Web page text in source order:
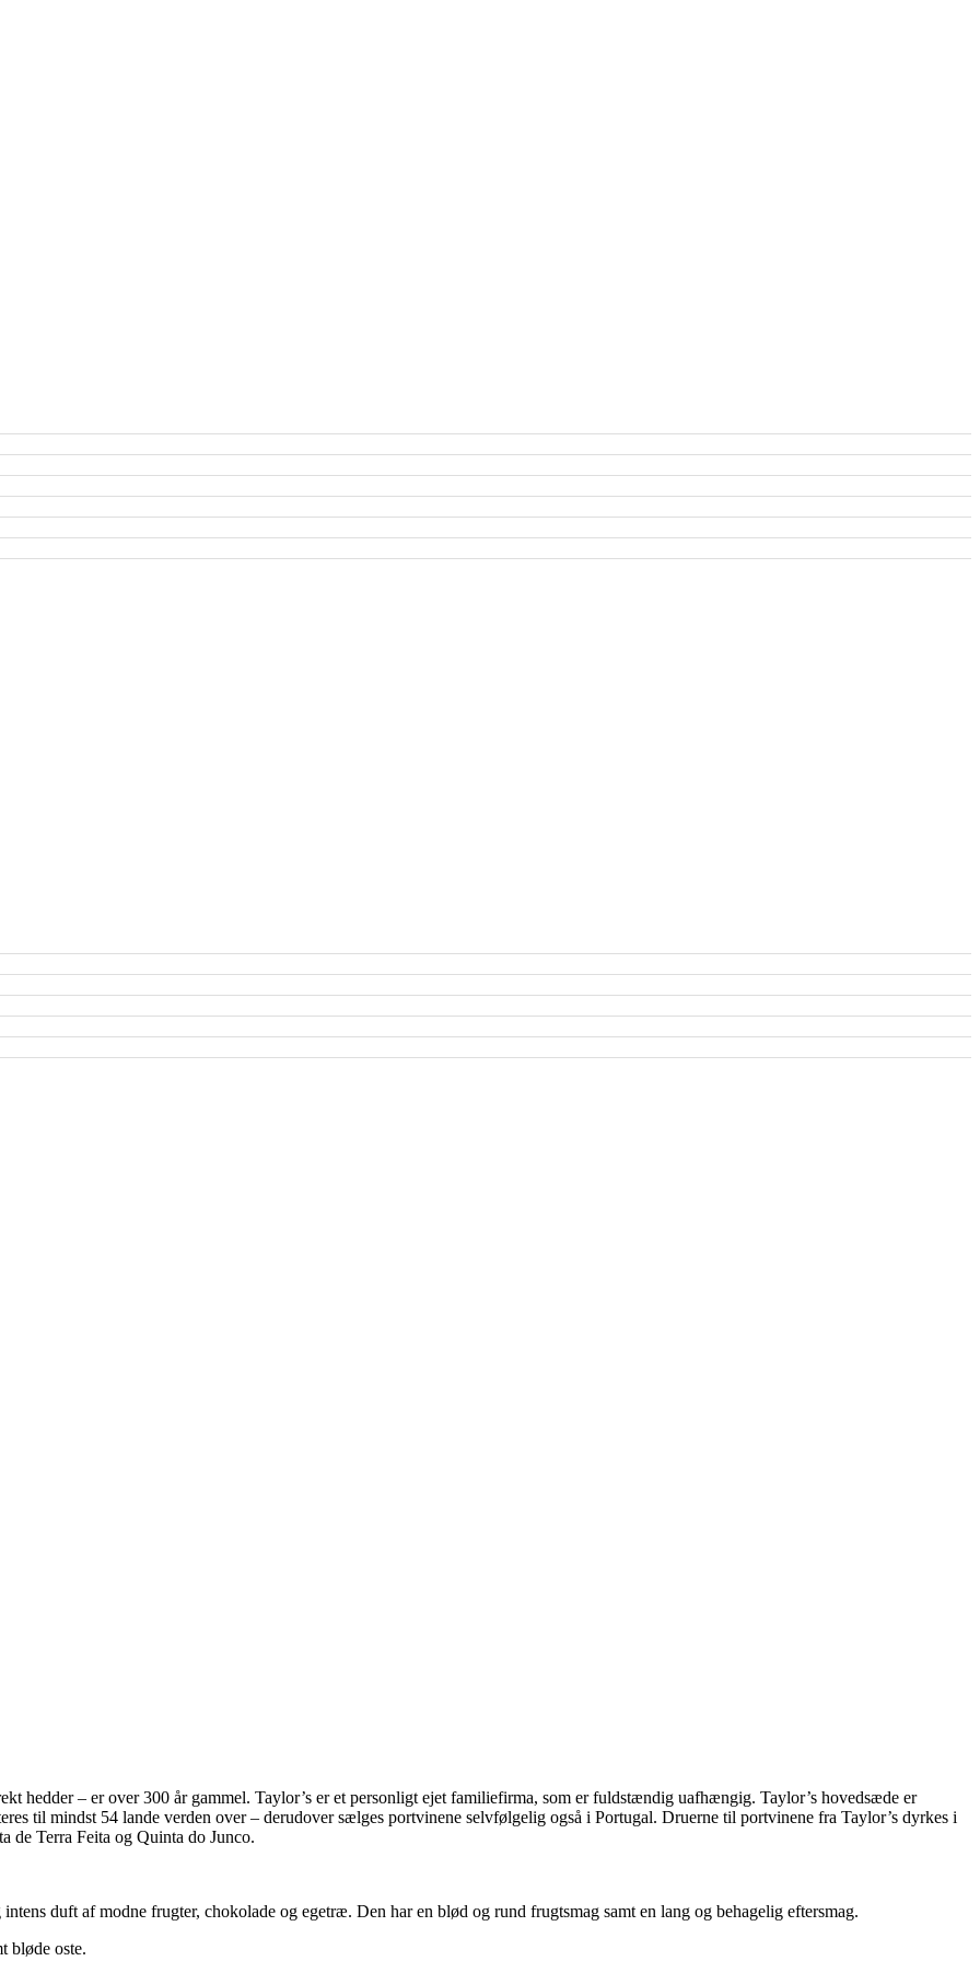
hedder – er over 300 år gammel. Taylor’s er et personligt ejet familiefirma, som er fuldstændig uafhængig. Taylor’s hovedsæde er
til mindst 54 lande verden over – derudover sælges portvinene selvfølgelig også i Portugal. Druerne til portvinene fra Taylor’s dyrkes i
de Terra Feita og Quinta do Junco.
duft af modne frugter, chokolade og egetræ. Den har en blød og rund frugtsmag samt en lang og behagelig eftersmag.
bløde oste.